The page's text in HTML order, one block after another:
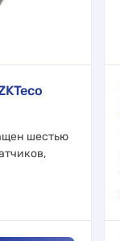
шестью